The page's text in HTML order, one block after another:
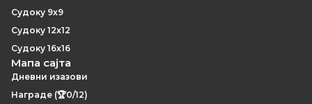
Судоку 9x9
Судоку 12x12
Судоку 16x16
Мапа сајта
Дневни изазови
Награде (🏆0/12)